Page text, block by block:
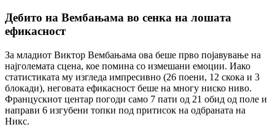
Дебито на Вембањама во сенка на лошата
ефикасност
За младиот Виктор Вембањама ова беше прво појавување на
најголемата сцена, кое помина со измешани емоции. Иако
статистиката му изгледа импресивно (26 поени, 12 скока и 3
блокади), неговата ефикасност беше на многу ниско ниво.
Францускиот центар погоди само 7 пати од 21 обид од поле и
направи 6 изгубени топки под притисок на одбраната на
Никс.